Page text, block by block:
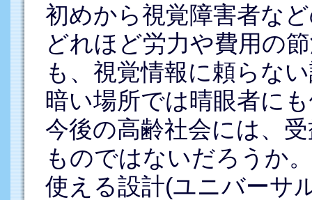
初めから視覚障害者な
どれほど労力や費用の
も、視覚情報に頼らな
暗い場所では晴眼者に
今後の高齢社会には、
ものではないだろうか
使える設計(ユニバーサ